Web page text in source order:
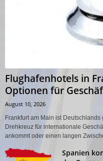
Flughafenhotels in
Optionen für
August 10, 2026
Frankfurt am Main ist
Drehkreuz für internationale
ankommt oder einen langen
Spanien